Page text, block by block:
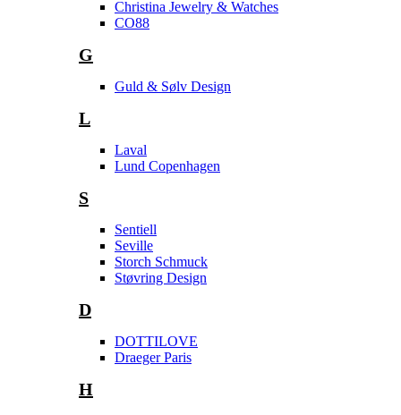
Christina Jewelry & Watches
CO88
G
Guld & Sølv Design
L
Laval
Lund Copenhagen
S
Sentiell
Seville
Storch Schmuck
Støvring Design
D
DOTTILOVE
Draeger Paris
H